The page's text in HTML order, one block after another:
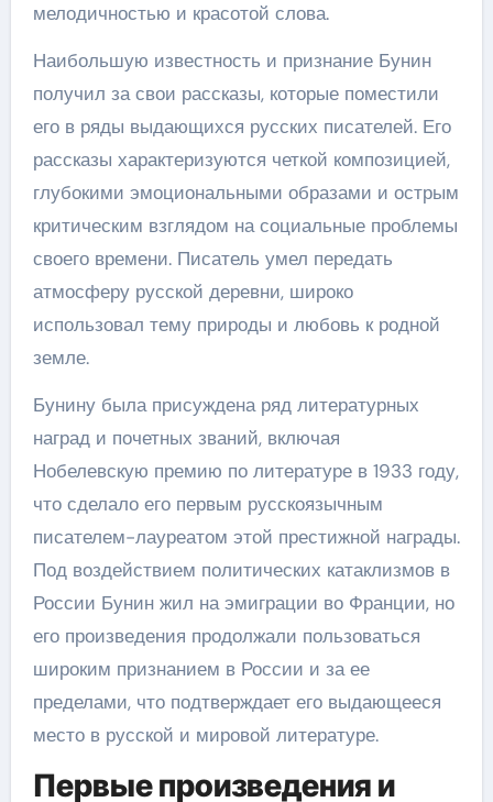
мелодичностью и красотой слова.
Наибольшую известность и признание Бунин
получил за свои рассказы, которые поместили
его в ряды выдающихся русских писателей. Его
рассказы характеризуются четкой композицией,
глубокими эмоциональными образами и острым
критическим взглядом на социальные проблемы
своего времени. Писатель умел передать
атмосферу русской деревни, широко
использовал тему природы и любовь к родной
земле.
Бунину была присуждена ряд литературных
наград и почетных званий, включая
Нобелевскую премию по литературе в 1933 году,
что сделало его первым русскоязычным
писателем-лауреатом этой престижной награды.
Под воздействием политических катаклизмов в
России Бунин жил на эмиграции во Франции, но
его произведения продолжали пользоваться
широким признанием в России и за ее
пределами, что подтверждает его выдающееся
место в русской и мировой литературе.
Первые произведения и